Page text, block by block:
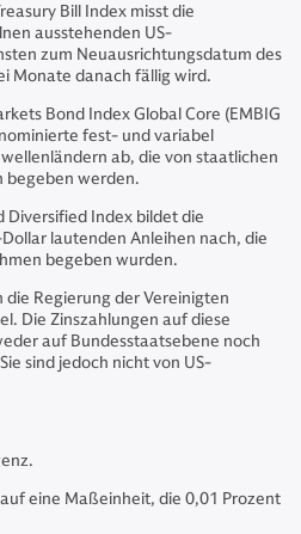
Bill Index misst die
ausstehenden US-
zum Neuausrichtungsdatum des
Monate danach fällig wird.
Bond Index Global Core (EMBIG
fest- und variabel
ab, die von staatlichen
begeben werden.
Diversified Index bildet die
lautenden Anleihen nach, die
begeben wurden.
die Regierung der Vereinigten
Die Zinszahlungen auf diese
auf Bundesstaatsebene noch
sind jedoch nicht von US-
eine Maßeinheit, die 0,01 Prozent